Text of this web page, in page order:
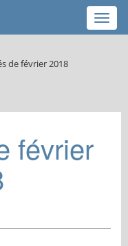
de février 2018
février